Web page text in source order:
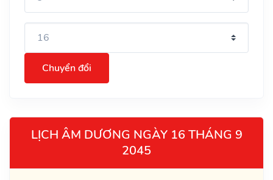
Chuyển đổi
LỊCH ÂM DƯƠNG NGÀY 16 THÁNG 9
2045